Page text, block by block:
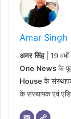
Amar Singh
अमर सिंह| 19
One Newsके
Houseके
के संस्थापक एवं